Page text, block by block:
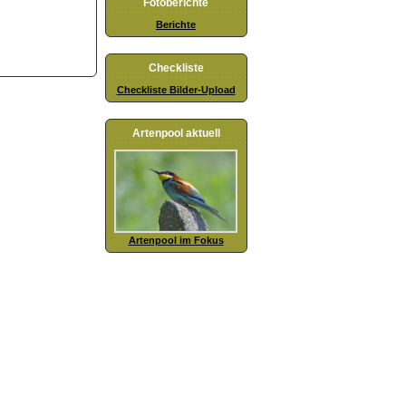
Fotoberichte
Berichte
Checkliste
Checkliste Bilder-Upload
Artenpool aktuell
Artenpool im Fokus